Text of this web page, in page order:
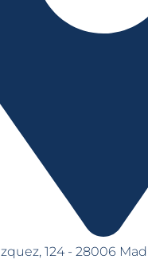
124 - 28006